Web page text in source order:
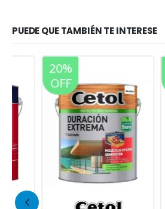
PUEDE QUE TAMBIÉN TE INTERESE
OFF
OFF